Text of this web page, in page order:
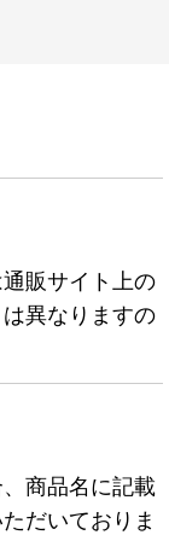
販サイト上の
異なりますの
商品名に記載
だいておりま